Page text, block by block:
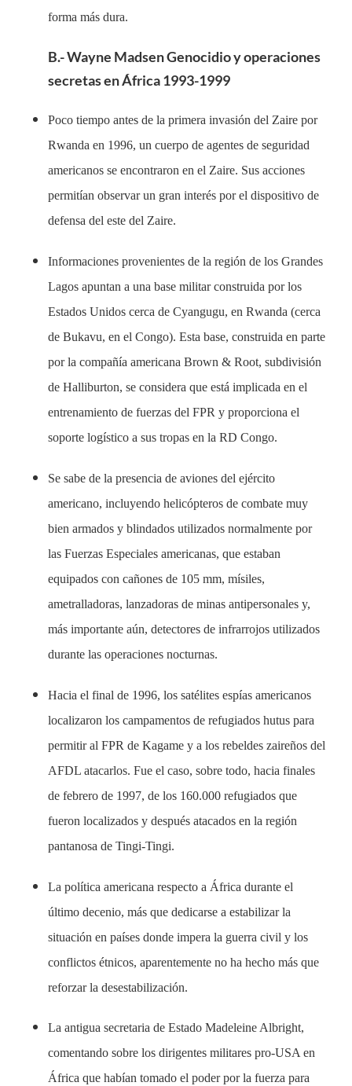
forma más dura.
B.- Wayne Madsen Genocidio y operaciones
secretas en África 1993-1999
Poco tiempo antes de la primera invasión del Zaire por
Rwanda en 1996, un cuerpo de agentes de seguridad
americanos se encontraron en el Zaire. Sus acciones
permitían observar un gran interés por el dispositivo de
defensa del este del Zaire.
Informaciones provenientes de la región de los Grandes
Lagos apuntan a una base militar construida por los
Estados Unidos cerca de Cyangugu, en Rwanda (cerca
de Bukavu, en el Congo). Esta base, construida en parte
por la compañía americana Brown & Root, subdivisión
de Halliburton, se considera que está implicada en el
entrenamiento de fuerzas del FPR y proporciona el
soporte logístico a sus tropas en la RD Congo.
Se sabe de la presencia de aviones del ejército
americano, incluyendo helicópteros de combate muy
bien armados y blindados utilizados normalmente por
las Fuerzas Especiales americanas, que estaban
equipados con cañones de 105 mm, mísiles,
ametralladoras, lanzadoras de minas antipersonales y,
más importante aún, detectores de infrarrojos utilizados
durante las operaciones nocturnas.
Hacia el final de 1996, los satélites espías americanos
localizaron los campamentos de refugiados hutus para
permitir al FPR de Kagame y a los rebeldes zaireños del
AFDL atacarlos. Fue el caso, sobre todo, hacia finales
de febrero de 1997, de los 160.000 refugiados que
fueron localizados y después atacados en la región
pantanosa de Tingi-Tingi.
La política americana respecto a África durante el
último decenio, más que dedicarse a estabilizar la
situación en países donde impera la guerra civil y los
conflictos étnicos, aparentemente no ha hecho más que
reforzar la desestabilización.
La antigua secretaria de Estado Madeleine Albright,
comentando sobre los dirigentes militares pro-USA en
África que habían tomado el poder por la fuerza para